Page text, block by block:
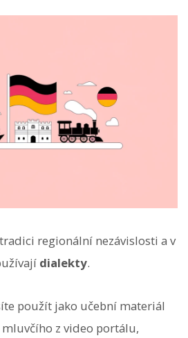
regionální nezávislosti a v
dialekty.
použít jako učební materiál
z video portálu,